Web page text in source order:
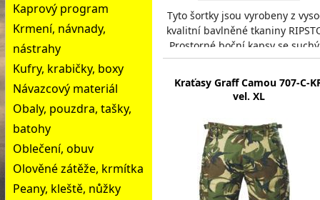
Kaprový program
Krmení, návnady,
nástrahy
Kufry, krabičky, boxy
Návazcový materiál
Obaly, pouzdra, tašky,
batohy
Oblečení, obuv
Olověné zátěže, krmítka
Peany, kleště, nůžky
Tyto šortky jsou vyrobeny z
kvalitní bavlněné tkaniny
Prostorné boční kapsy se
zipem. Zadní kapsy s patkou a
kapsa na
Kraťasy Graff Camou 707-C-
vel. XL